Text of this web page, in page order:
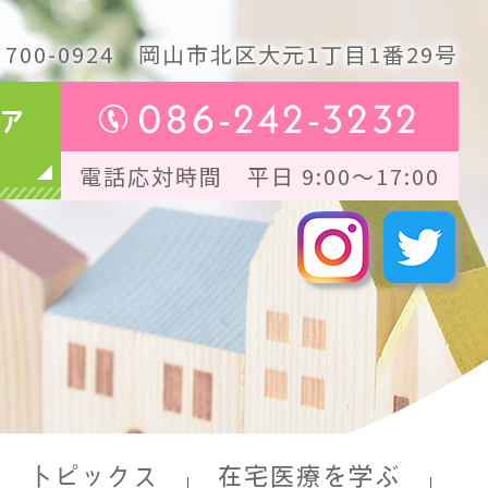
700-0924岡山市北区大元1丁目1番29号
086-242-3232
電話応対時間 平日 9:00～17:00
トピックス 在宅医療を学ぶ